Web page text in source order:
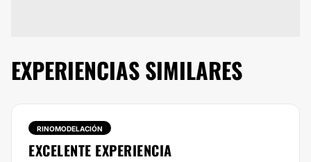
EXPERIENCIAS SIMILARES
RINOMODELACIÓN
EXCELENTE EXPERIENCIA